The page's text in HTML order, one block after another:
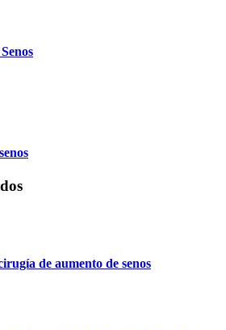
de aumento de senos